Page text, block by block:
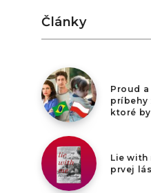
Články
Proud a
príbehy
ktoré
Lie with
prvej